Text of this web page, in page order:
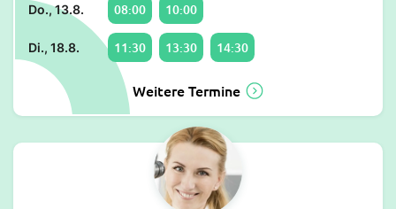
Do., 13.8. 08:00 10:00
Di., 18.8. 11:30 13:30 14:30
Weitere Termine